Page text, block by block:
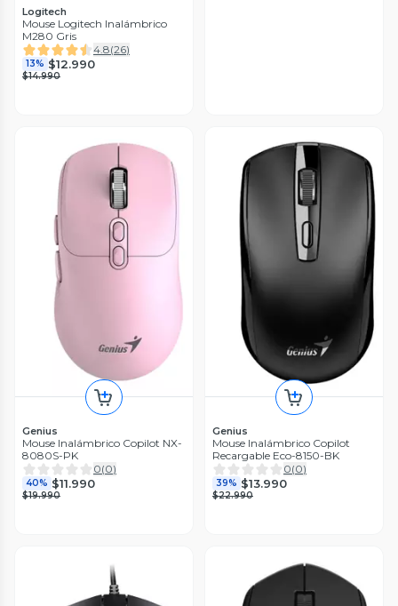
Logitech
Mouse Logitech Inalámbrico
M280 Gris
4.8(26)
13% $12.990
$14.990
Genius
Mouse Inalámbrico Copilot NX-
8080S-PK
0(0)
40% $11.990
$19.990
Genius
Mouse Inalámbrico Copilot
Recargable Eco-8150-BK
0(0)
39% $13.990
$22.990